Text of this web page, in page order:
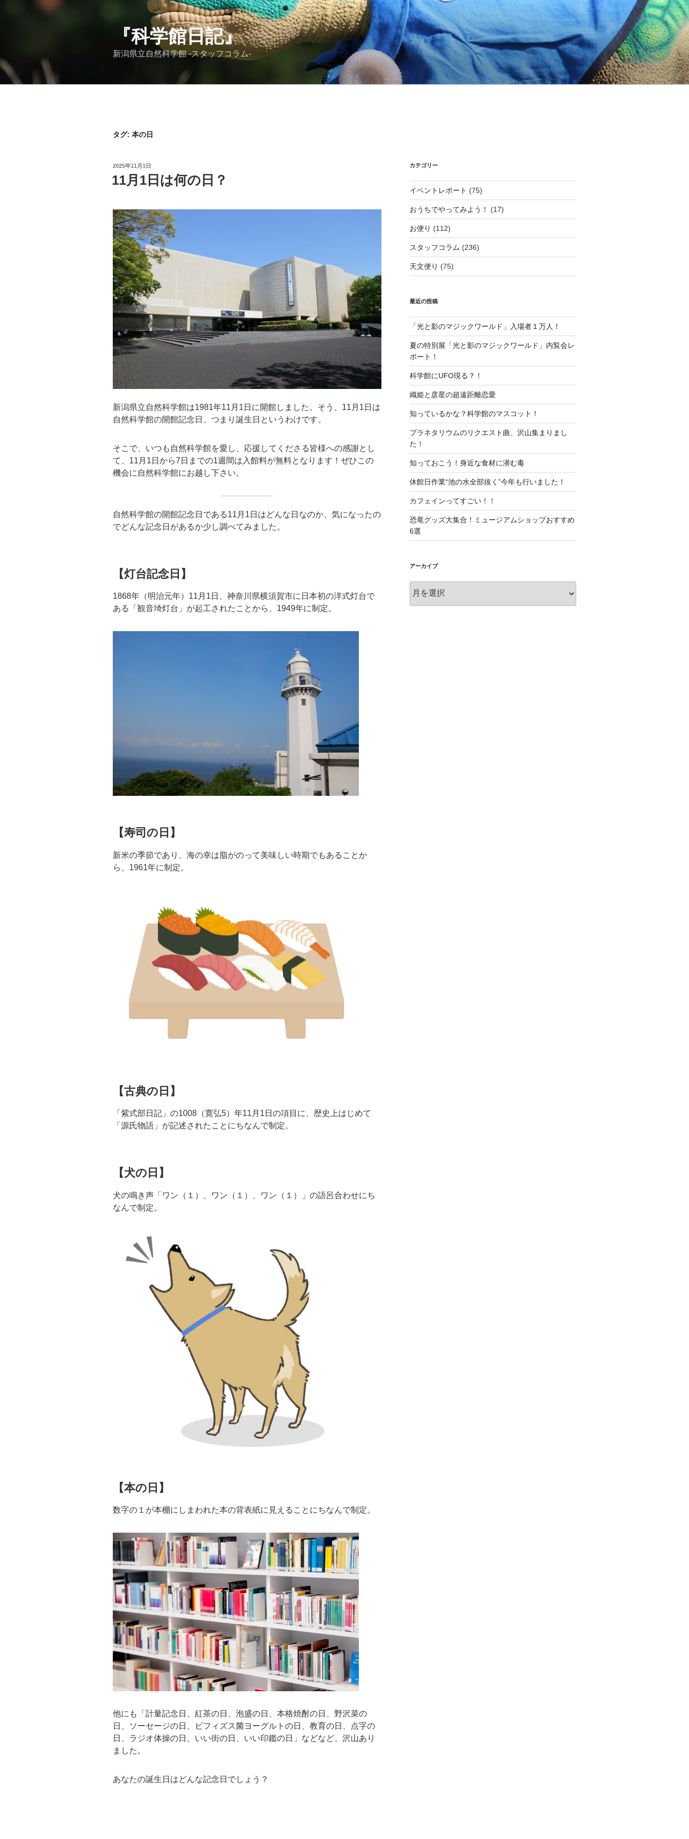
へ
『科学館日記』
新潟県立自然科学館 -スタッフコラム-
タグ: 本の日
投
2025年11月1日
11月1日は何の日？
新潟県立自然科学館は1981年11月1日に開館しました。そう、11月1日は
自然科学館の開館記念日、つまり誕生日というわけです。
そこで、いつも自然科学館を愛し、応援してくださる皆様への感謝とし
て、11月1日から7日までの1週間は入館料が無料となります！ぜひこの
機会に自然科学館にお越し下さい。
自然科学館の開館記念日である11月1日はどんな日なのか、気になったの
でどんな記念日があるか少し調べてみました。
【灯台記念日】
1868年（明治元年）11月1日、神奈川県横須賀市に日本初の洋式灯台で
ある「観音埼灯台」が起工されたことから、1949年に制定。
【寿司の日】
新米の季節であり、海の幸は脂がのって美味しい時期でもあることか
ら、1961年に制定。
【古典の日】
「紫式部日記」の1008（寛弘5）年11月1日の項目に、歴史上はじめて
「源氏物語」が記述されたことにちなんで制定。
【犬の日】
犬の鳴き声「ワン（１）、ワン（１）、ワン（１）」の語呂合わせにち
なんで制定。
【本の日】
数字の１が本棚にしまわれた本の背表紙に見えることにちなんで制定。
他にも「計量記念日、紅茶の日、泡盛の日、本格焼酎の日、野沢菜の
日、ソーセージの日、ビフィズス菌ヨーグルトの日、教育の日、点字の
日、ラジオ体操の日、いい街の日、いい印鑑の日」などなど、沢山あり
ました。
あなたの誕生日はどんな記念日でしょう？
カテゴリー
イベントレポート (75)
おうちでやってみよう！ (17)
お便り (112)
スタッフコラム (236)
天文便り (75)
最近の投稿
「光と影のマジックワールド」入場者１万人！
夏の特別展「光と影のマジックワールド」内覧会レ
ポート！
科学館にUFO現る？！
織姫と彦星の超遠距離恋愛
知っているかな？科学館のマスコット！
プラネタリウムのリクエスト曲、沢山集まりまし
た！
知っておこう！身近な食材に潜む毒
休館日作業“池の水全部抜く”今年も行いました！
カフェインってすごい！！
恐竜グッズ大集合！ミュージアムショップおすすめ
6選
アーカイブ
ー
カ